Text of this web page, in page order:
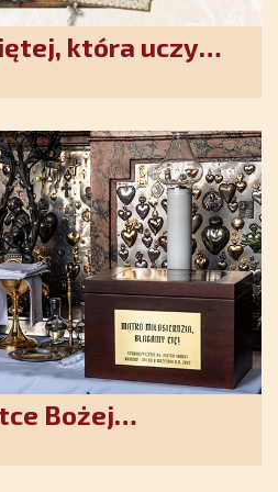
która uczy
się Bogu.
Bożej
wotum